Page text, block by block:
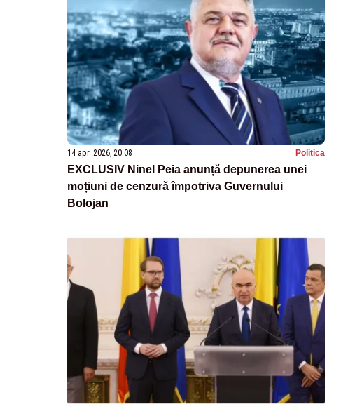
14 apr. 2026, 20:08 Politica
EXCLUSIV Ninel Peia anunță depunerea unei
moțiuni de cenzură împotriva Guvernului
Bolojan